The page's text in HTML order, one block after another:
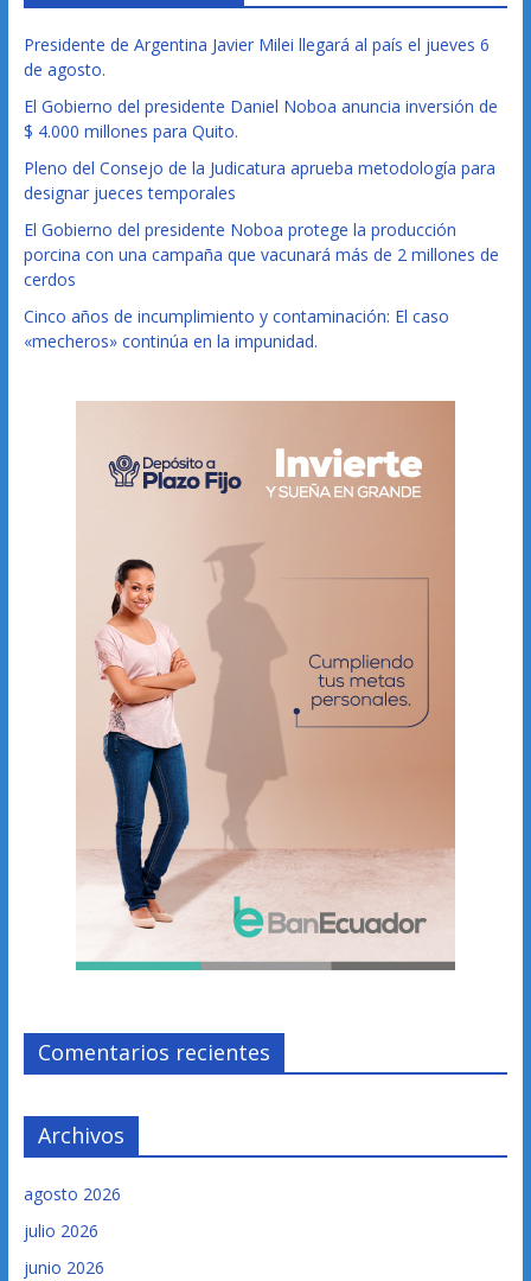
Presidente de Argentina Javier Milei llegará al país el jueves 6
de agosto.
El Gobierno del presidente Daniel Noboa anuncia inversión de
$ 4.000 millones para Quito.
Pleno del Consejo de la Judicatura aprueba metodología para
designar jueces temporales
El Gobierno del presidente Noboa protege la producción
porcina con una campaña que vacunará más de 2 millones de
cerdos
Cinco años de incumplimiento y contaminación: El caso
«mecheros» continúa en la impunidad.
Comentarios recientes
Archivos
agosto 2026
julio 2026
junio 2026